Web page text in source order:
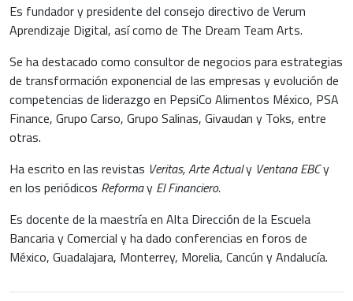
Es fundador y presidente del consejo directivo de Verum
Aprendizaje Digital, así como de The Dream Team Arts.
Se ha destacado como consultor de negocios para estrategias
de transformación exponencial de las empresas y evolución de
competencias de liderazgo en PepsiCo Alimentos México, PSA
Finance, Grupo Carso, Grupo Salinas, Givaudan y Toks, entre
otras.
Ha escrito en las revistas Veritas, Arte Actualy Ventana EBCy
en los periódicos Reformay El Financiero.
Es docente de la maestría en Alta Dirección de la Escuela
Bancaria y Comercial y ha dado conferencias en foros de
México, Guadalajara, Monterrey, Morelia, Cancún y Andalucía.